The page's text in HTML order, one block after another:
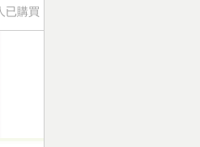
已購買